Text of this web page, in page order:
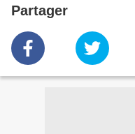
Partager